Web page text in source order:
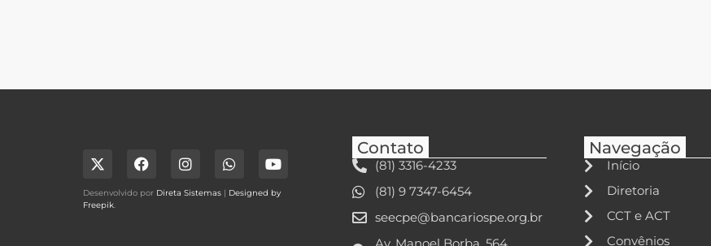
Desenvolvido por Direta Sistemas | Designed by
Freepik.
Contato
(81) 3316-4233
(81) 9 7347-6454
seecpe@bancariospe.org.br
Navegação
Início
Diretoria
CCT e ACT
Convênios